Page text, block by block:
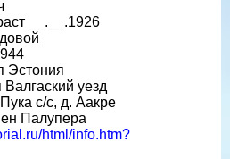
__.__.1926
Эстония
уезд
с/с, д. Аакре
Палупера
html/info.htm?